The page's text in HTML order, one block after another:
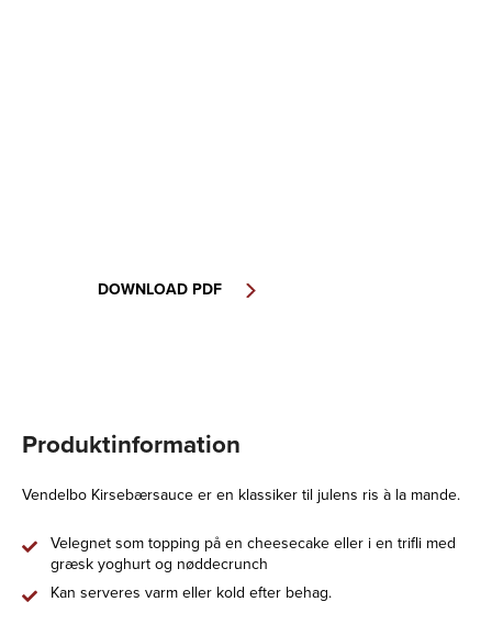
DOWNLOAD PDF
Produktinformation
Vendelbo Kirsebærsauce er en klassiker til julens ris à la mande.
Velegnet som topping på en cheesecake eller i en trifli med
græsk yoghurt og nøddecrunch
Kan serveres varm eller kold efter behag.